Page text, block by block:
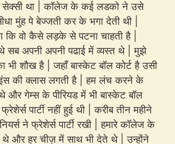
सेक्सी था | कॉलेज के कई लडको ने उसे
मुंह पे बेज्जती कर के भगा देती थी |
कि वो कैसे लड़के से पटना चाहती है |
सब अपनी अपनी पढाई में व्यस्त थे | मुझे
भी शौख है | जहाँ बास्केट बॉल कोर्ट है उसी
की क्लास लगती है | हम लंच करने के
और गेम्स के पीरियड में भी बास्केट बॉल
पार्टी नहीं हुई थी | करीब तीन महीने
ने फ्रेशेर्स पार्टी रखी | हमारे कॉलेज के
थे और हर चीज़ में साथ भी देते थे | उन्होंने